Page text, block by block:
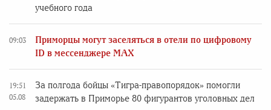
учебного года
09:03
Приморцы могут заселяться в отели по цифровому
ID в мессенджере MAX
19:51
05.08
За полгода бойцы «Тигра-правопорядок» помогли
задержать в Приморье 80 фигурантов уголовных дел